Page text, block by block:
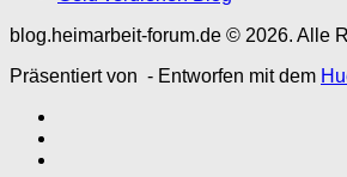
blog.heimarbeit-forum.de © 2026. Alle
Präsentiert von - Entworfen mit dem